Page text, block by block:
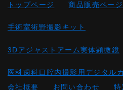
トップページ 商品販売ページ
手術室術野撮影キット
3Dアジャストアーム実体顕微鏡
医科歯科口腔内撮影用デジタル
会社概要
お問い合わせ 特